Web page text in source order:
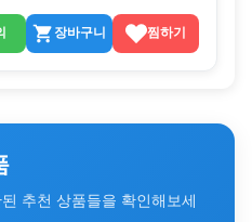
장바구니 찜하기
추천 상품들을 확인해보세